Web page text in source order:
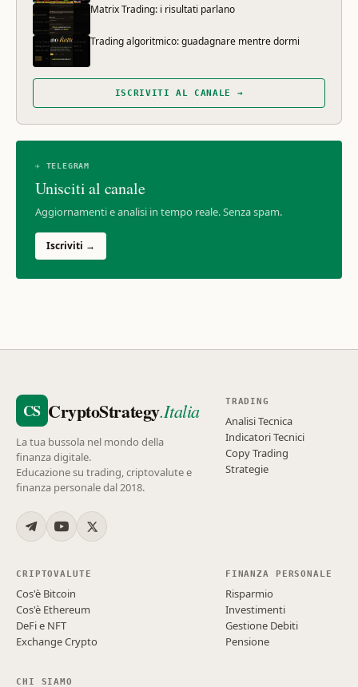
Matrix Trading: i risultati parlano
Trading algoritmico: guadagnare mentre dormi
ISCRIVITI AL CANALE →
✈ TELEGRAM
Unisciti al canale
Aggiornamenti e analisi in tempo reale. Senza spam.
Iscriviti →
CS CryptoStrategy.Italia
La tua bussola nel mondo della
finanza digitale.
Educazione su trading, criptovalute e
finanza personale dal 2018.
TRADING
Analisi Tecnica
Indicatori Tecnici
Copy Trading
Strategie
CRIPTOVALUTE
Cos'è Bitcoin
Cos'è Ethereum
DeFi e NFT
Exchange Crypto
FINANZA PERSONALE
Risparmio
Investimenti
Gestione Debiti
Pensione
CHI SIAMO